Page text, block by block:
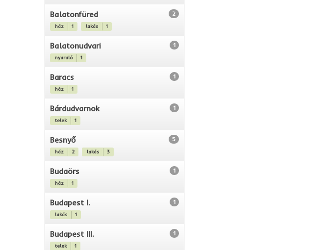
Balatonfüred 2
ház 1 lakás 1
Balatonudvari 1
nyaraló 1
Baracs 1
ház 1
Bárdudvarnok 1
telek 1
Besnyő 5
ház 2 lakás 3
Budaörs 1
ház 1
Budapest I. 1
lakás 1
Budapest III. 1
telek 1